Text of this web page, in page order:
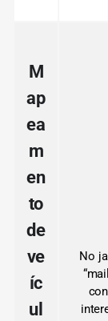
M
ap
ea
m
en
to
de
ve
íc
ul
No